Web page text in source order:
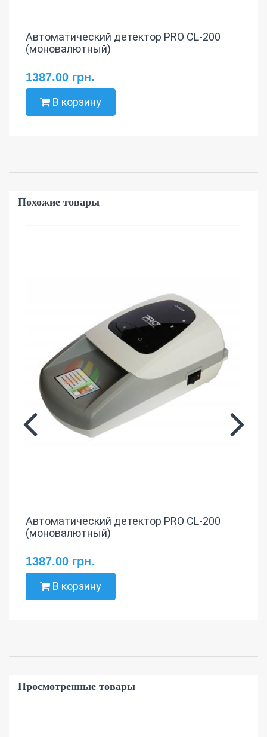
Автоматический детектор PRO CL-200
(моновалютный)
1387.00 грн.
В корзину
Похожие товары
Автоматический детектор PRO CL-200
(моновалютный)
1387.00 грн.
В корзину
Просмотренные товары